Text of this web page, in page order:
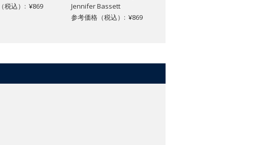
税込）: ¥869
Jennifer Bassett
参考価格（税込）: ¥869